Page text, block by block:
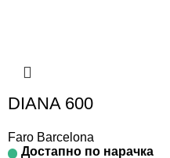
DIANA 600
Faro Barcelona
Достапно по нарачка